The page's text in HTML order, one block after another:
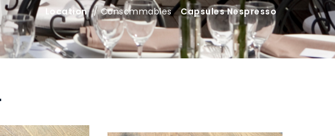
Location / Consommables Capsules Nespresso